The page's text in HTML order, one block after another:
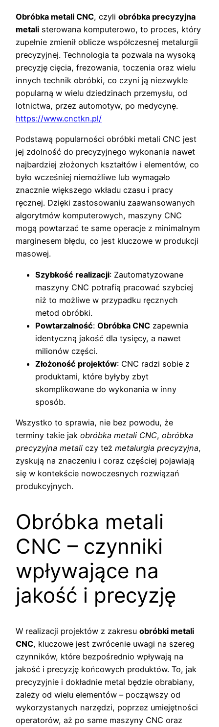
Obróbka metali CNC, czyli obróbka precyzyjna
metali sterowana komputerowo, to proces, który
zupełnie zmienił oblicze współczesnej metalurgii
precyzyjnej. Technologia ta pozwala na wysoką
precyzję cięcia, frezowania, toczenia oraz wielu
innych technik obróbki, co czyni ją niezwykle
popularną w wielu dziedzinach przemysłu, od
lotnictwa, przez automotyw, po medycynę.
https://www.cnctkn.pl/
Podstawą popularności obróbki metali CNC jest
jej zdolność do precyzyjnego wykonania nawet
najbardziej złożonych kształtów i elementów, co
było wcześniej niemożliwe lub wymagało
znacznie większego wkładu czasu i pracy
ręcznej. Dzięki zastosowaniu zaawansowanych
algorytmów komputerowych, maszyny CNC
mogą powtarzać te same operacje z minimalnym
marginesem błędu, co jest kluczowe w produkcji
masowej.
Szybkość realizacji: Zautomatyzowane
maszyny CNC potrafią pracować szybciej
niż to możliwe w przypadku ręcznych
metod obróbki.
Powtarzalność: Obróbka CNC zapewnia
identyczną jakość dla tysięcy, a nawet
milionów części.
Złożoność projektów: CNC radzi sobie z
produktami, które byłyby zbyt
skomplikowane do wykonania w inny
sposób.
Wszystko to sprawia, nie bez powodu, że
terminy takie jak obróbka metali CNC, obróbka
precyzyjna metali czy też metalurgia precyzyjna,
zyskują na znaczeniu i coraz częściej pojawiają
się w kontekście nowoczesnych rozwiązań
produkcyjnych.
Obróbka metali
CNC – czynniki
wpływające na
jakość i precyzję
W realizacji projektów z zakresu obróbki metali
CNC, kluczowe jest zwrócenie uwagi na szereg
czynników, które bezpośrednio wpływają na
jakość i precyzję końcowych produktów. To, jak
precyzyjnie i dokładnie metal będzie obrabiany,
zależy od wielu elementów – począwszy od
wykorzystanych narzędzi, poprzez umiejętności
operatorów, aż po same maszyny CNC oraz